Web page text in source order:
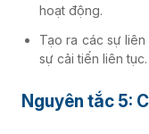
hoạt động.
Tạo ra các sự
sự cải tiến liên tục.
Nguyên tắc 5: